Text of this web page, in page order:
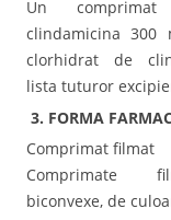
Un
clindamicina
clorhidrat de
lista tuturor
3. FORMA
Comprimat filmat
Comprimate
biconvexe, de